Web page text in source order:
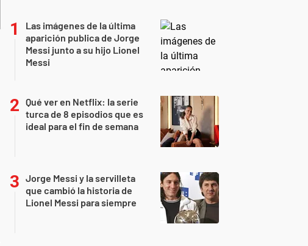
Las imágenes de la última
aparición publica de Jorge
Messi junto a su hijo Lionel
Messi
Qué ver en Netflix: la serie
turca de 8 episodios que es
ideal para el fin de semana
Jorge Messi y la servilleta
que cambió la historia de
Lionel Messi para siempre